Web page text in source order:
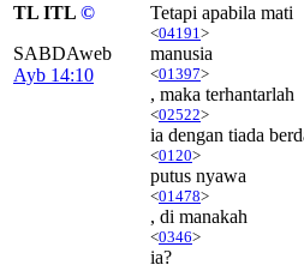
TL ITL ©
SABDAweb
Ayb 14:10
Tetapi apabila mati
<04191 >
manusia
<01397>
, maka terhantarlah
<02522>
ia dengan tiada
<0120>
putus nyawa
<01478>
, di manakah
<0346>
ia?